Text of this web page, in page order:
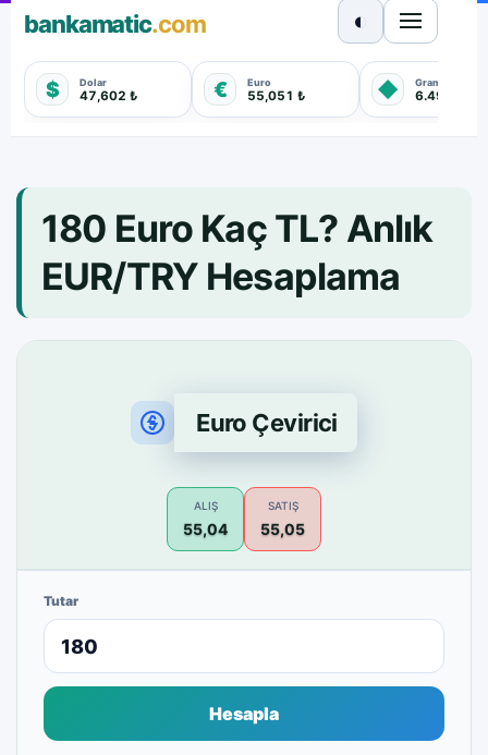
bankamatic.com
$ Dolar
47,602 ₺ € Euro
55,051 ₺ ◆ Gram Altın
6.498,360
◐
180 Euro Kaç TL? Anlık
EUR/TRY Hesaplama
Euro Çevirici
ALIŞ
55,04
SATIŞ
55,05
Tutar
Hesapla